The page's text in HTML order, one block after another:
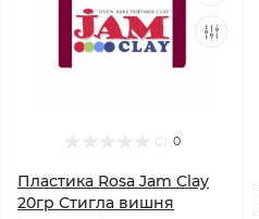
0
Пластика Rosa Jam Clay
20гр Стигла вишня